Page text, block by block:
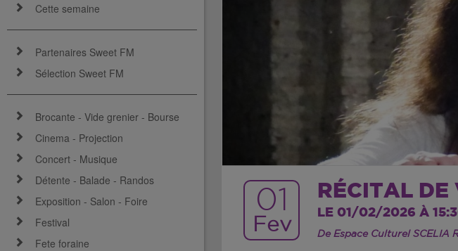
Cette semaine
Partenaires Sweet FM
Sélection Sweet FM
Brocante - Vide grenier - Bourse
Cinema - Projection
Concert - Musique
Détente - Balade - Randos
Exposition - Salon - Foire
Festival
Fete foraine
01
Fev
RÉCITAL
LE 01/02/2026 À
De Espace Culturel SCELIA